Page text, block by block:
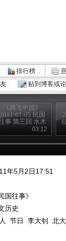
排行榜
贴到博客或
《腾飞中国》
2011-01-05 民国
事 第三回 水木
03:12
年5月2日17:51
国往事》
历史
节日 李大钊 北大